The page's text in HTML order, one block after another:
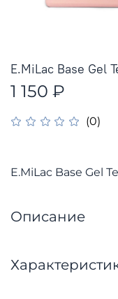
(0)
E.MiLac Base Gel
1 150 ₽
E.MiLac Base Gel
Описание